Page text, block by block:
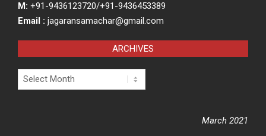
M: +91-9436123720/+91-9436453389
Email : jagaransamachar@gmail.com
ARCHIVES
Archives
March 2021